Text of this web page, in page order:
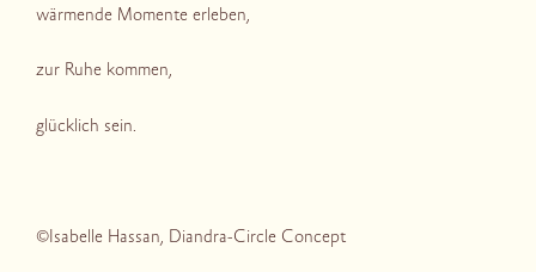
wärmende Momente erleben,
zur Ruhe kommen,
glücklich sein.
©Isabelle Hassan, Diandra-Circle Concept